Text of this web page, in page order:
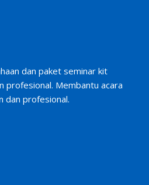
dan paket seminar kit
profesional. Membantu acara
dan profesional.